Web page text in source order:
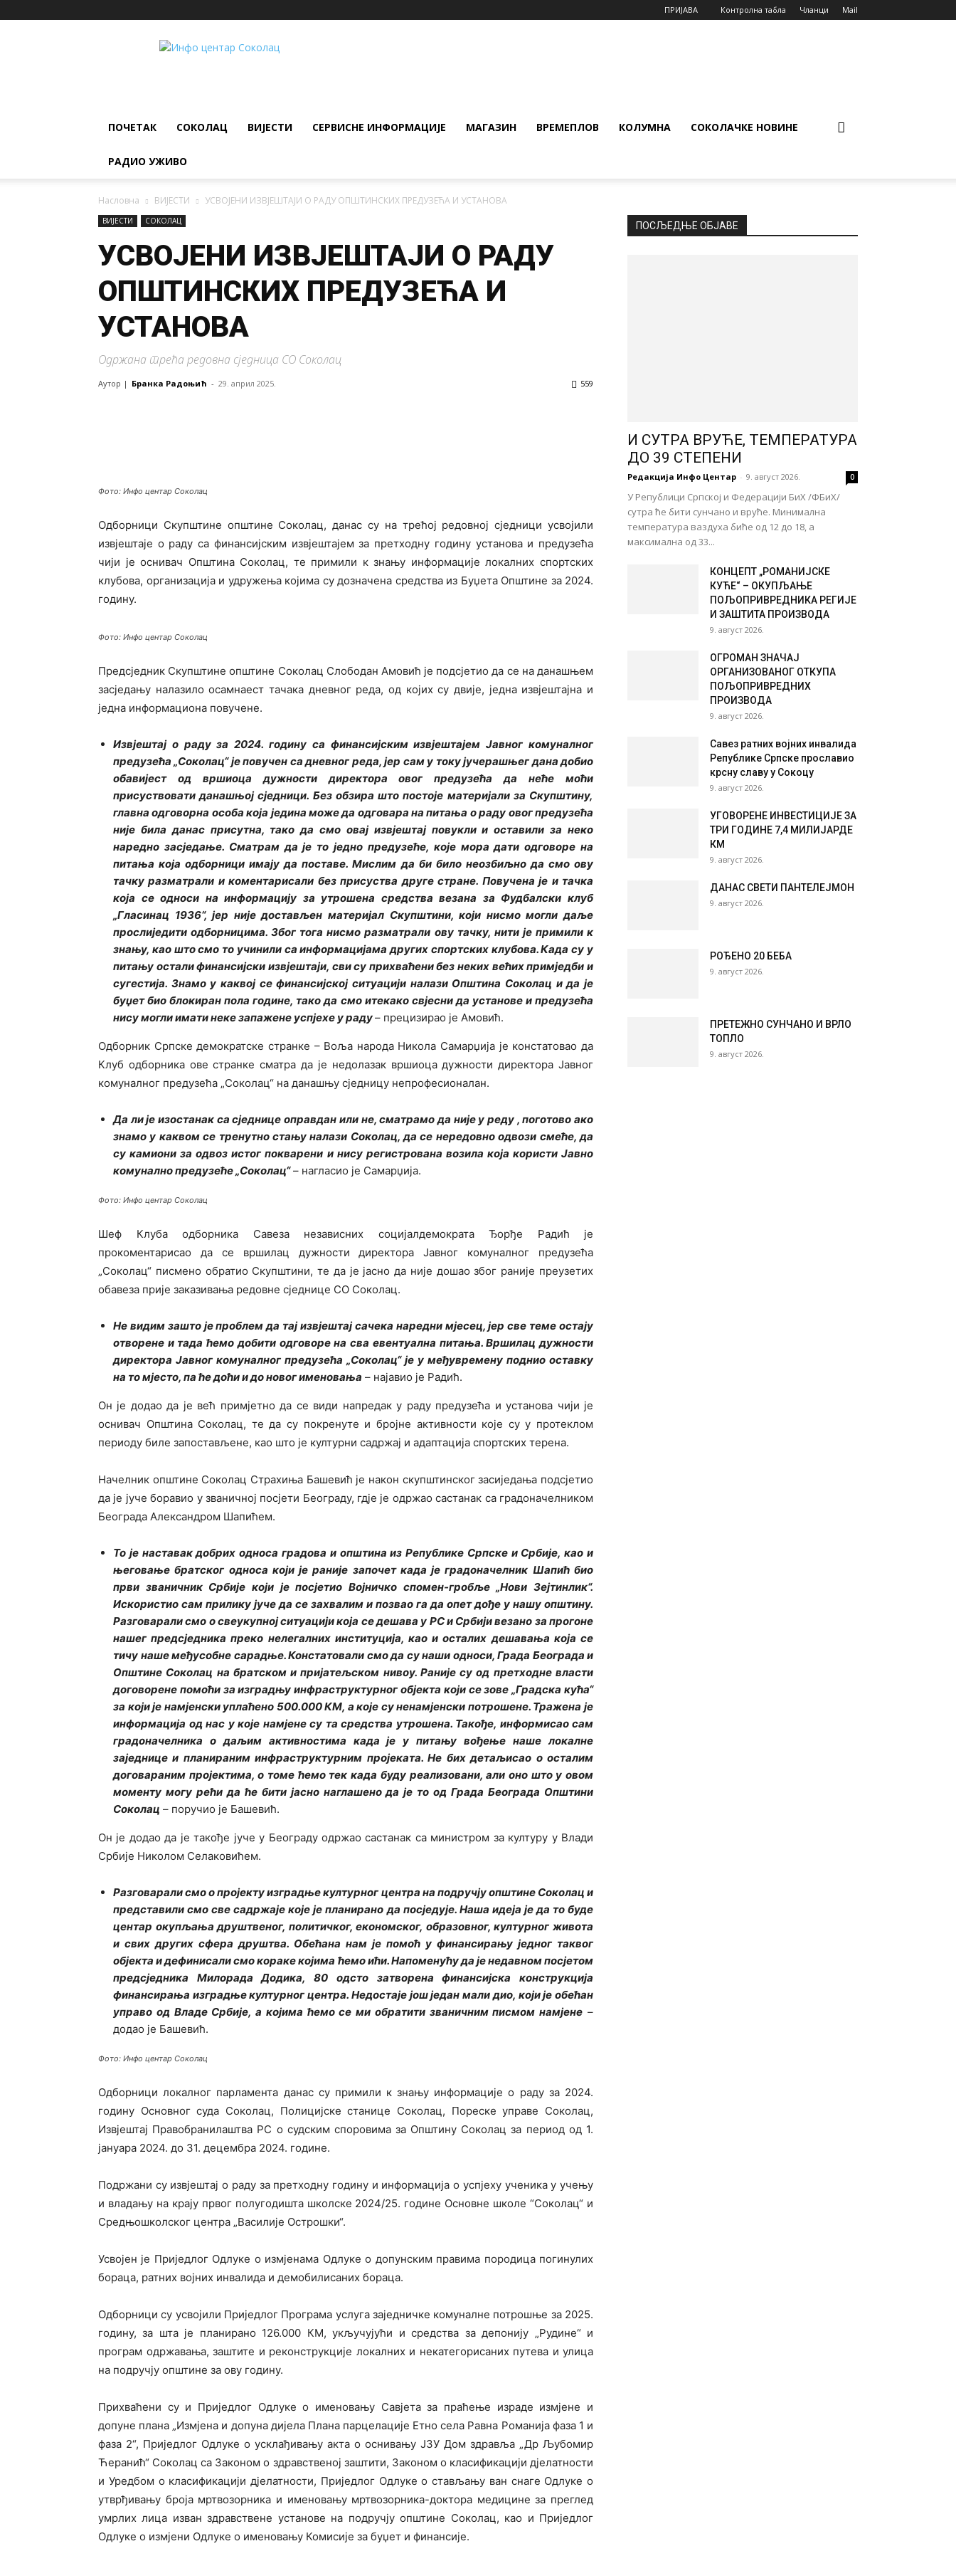
ПРИЈАВА Контролна табла Чланци Mail
ИНФО
ПОЧЕТАК СОКОЛАЦ ВИЈЕСТИ СЕРВИСНЕ ИНФОРМАЦИЈЕ МАГАЗИН ВРЕМЕПЛОВ КОЛУМНА СОКОЛАЧКЕ НОВИНЕ
РАДИО УЖИВО
Насловна ВИЈЕСТИ УСВОЈЕНИ ИЗВЈЕШТАЈИ О РАДУ ОПШТИНСКИХ ПРЕДУЗЕЋА И УСТАНОВА
ВИЈЕСТИ СОКОЛАЦ
УСВОЈЕНИ ИЗВЈЕШТАЈИ О РАДУ
ОПШТИНСКИХ ПРЕДУЗЕЋА И
УСТАНОВА
Одржана трећа редовна сједница СО Соколац
Аутор | Бранка Радоњић - 29. април 2025. 559
Фото: Инфо центар Соколац
Одборници Скупштине општине Соколац, данас су на трећој редовној сједници усвојили
извјештаје о раду са финансијским извјештајем за претходну годину установа и предузећа
чији је оснивач Општина Соколац, те примили к знању информације локалних спортских
клубова, организација и удружења којима су дозначена средства из Буџета Општине за 2024.
годину.
Фото: Инфо центар Соколац
Предсједник Скупштине општине Соколац Слободан Амовић је подсјетио да се на данашњем
засједању налазило осамнаест тачака дневног реда, од којих су двије, једна извјештајна и
једна информациона повучене.
Извјештај о раду за 2024. годину са финансијским извјештајем Јавног комуналног
предузећа „Соколац“ је повучен са дневног реда, јер сам у току јучерашњег дана добио
обавијест од вршиоца дужности директора овог предузећа да неће моћи
присуствовати данашњој сједници. Без обзира што постоје материјали за Скупштину,
главна одговорна особа која једина може да одговара на питања о раду овог предузећа
није била данас присутна, тако да смо овај извјештај повукли и оставили за неко
наредно засједање. Сматрам да је то једно предузеће, које мора дати одговоре на
питања која одборници имају да поставе. Мислим да би било неозбиљно да смо ову
тачку разматрали и коментарисали без присуства друге стране. Повучена је и тачка
која се односи на информацију за утрошена средства везана за Фудбалски клуб
„Гласинац 1936“, јер није достављен материјал Скупштини, који нисмо могли даље
прослиједити одборницима. Због тога нисмо разматрали ову тачку, нити је примили к
знању, као што смо то учинили са информацијама других спортских клубова. Када су у
питању остали финансијски извјештаји, сви су прихваћени без неких већих примједби и
сугестија. Знамо у каквој се финансијској ситуацији налази Општина Соколац и да је
буџет био блокиран пола године, тако да смо итекако свјесни да установе и предузећа
нису могли имати неке запажене успјехе у раду– прецизирао је Амовић.
Одборник Српске демократске странке – Воља народа Никола Самарџија је констатовао да
Клуб одборника ове странке сматра да је недолазак вршиоца дужности директора Јавног
комуналног предузећа „Соколац“ на данашњу сједницу непрофесионалан.
Да ли је изостанак са сједнице оправдан или не, сматрамо да није у реду , поготово ако
знамо у каквом се тренутно стању налази Соколац, да се нередовно одвози смеће, да
су камиони за одвоз истог покварени и нису регистрована возила која користи Јавно
комунално предузеће „Соколац“ – нагласио је Самарџија.
Фото: Инфо центар Соколац
Шеф Клуба одборника Савеза независних социјалдемократа Ђорђе Радић је
прокоментарисао да се вршилац дужности директора Јавног комуналног предузећа
„Соколац“ писмено обратио Скупштини, те да је јасно да није дошао због раније преузетих
обавеза прије заказивања редовне сједнице СО Соколац.
Не видим зашто је проблем да тај извјештај сачека наредни мјесец, јер све теме остају
отворене и тада ћемо добити одговоре на сва евентуална питања. Вршилац дужности
директора Јавног комуналног предузећа „Соколац“ је у међувремену поднио оставку
на то мјесто, па ће доћи и до новог именовања – најавио је Радић.
Он је додао да је већ примјетно да се види напредак у раду предузећа и установа чији је
оснивач Општина Соколац, те да су покренуте и бројне активности које су у протеклом
периоду биле запостављене, као што је културни садржај и адаптација спортских терена.
Начелник општине Соколац Страхиња Башевић је након скупштинског засиједања подсјетио
да је јуче боравио у званичној посјети Београду, гдје је одржао састанак са градоначелником
Београда Александром Шапићем.
То је наставак добрих односа градова и општина из Републике Српске и Србије, као и
његовање братског односа који је раније започет када је градоначелник Шапић био
први званичник Србије који је посјетио Војничко спомен-гробље „Нови Зејтинлик“.
Искористио сам прилику јуче да се захвалим и позвао га да опет дође у нашу општину.
Разговарали смо о свеукупној ситуацији која се дешава у РС и Србији везано за прогоне
нашег предсједника преко нелегалних институција, као и осталих дешавања која се
тичу наше међусобне сарадње. Констатовали смо да су наши односи, Града Београда и
Општине Соколац на братском и пријатељском нивоу. Раније су од претходне власти
договорене помоћи за изградњу инфраструктурног објекта који се зове „Градска кућа“
за који је намјенски уплаћено 500.000 КМ, а које су ненамјенски потрошене. Тражена је
информација од нас у које намјене су та средства утрошена. Такође, информисао сам
градоначелника о даљим активностима када је у питању вођење наше локалне
заједнице и планираним инфраструктурним пројеката. Не бих детаљисао о осталим
договараним пројектима, о томе ћемо тек када буду реализовани, али оно што у овом
моменту могу рећи да ће бити јасно наглашено да је то од Града Београда Општини
Соколац – поручио је Башевић.
Он је додао да је такође јуче у Београду одржао састанак са министром за културу у Влади
Србије Николом Селаковићем.
Разговарали смо о пројекту изградње културног центра на подручју општине Соколац и
представили смо све садржаје које је планирано да посједује. Наша идеја је да то буде
центар окупљања друштвеног, политичког, економског, образовног, културног живота
и свих других сфера друштва. Обећана нам је помоћ у финансирању једног таквог
објекта и дефинисали смо кораке којима ћемо ићи. Напоменућу да је недавном посјетом
предсједника Милорада Додика, 80 одсто затворена финансијска конструкција
финансирања изградње културног центра. Недостаје још један мали дио, који је обећан
управо од Владе Србије, а којима ћемо се ми обратити званичним писмом намјене –
додао је Башевић.
Фото: Инфо центар Соколац
Одборници локалног парламента данас су примили к знању информације о раду за 2024.
годину Основног суда Соколац, Полицијске станице Соколац, Пореске управе Соколац,
Извјештај Правобранилаштва РС о судским споровима за Општину Соколац за период од 1.
јануара 2024. до 31. децембра 2024. године.
Подржани су извјештај о раду за претходну годину и информација о успјеху ученика у учењу
и владању на крају првог полугодишта школске 2024/25. године Основне школе “Соколац“ и
Средњошколског центра „Василије Острошки“.
Усвојен је Приједлог Одлуке о измјенама Одлуке о допунским правима породица погинулих
бораца, ратних војних инвалида и демобилисаних бораца.
Одборници су усвојили Приједлог Програма услуга заједничке комуналне потрошње за 2025.
годину, за шта је планирано 126.000 КМ, укључујући и средства за депонију „Рудине“ и
програм одржавања, заштите и реконструкције локалних и некатегорисаних путева и улица
на подручју општине за ову годину.
Прихваћени су и Приједлог Одлуке о именовању Савјета за праћење израде измјене и
допуне плана „Измјена и допуна дијела Плана парцелације Етно села Равна Романија фаза 1 и
фаза 2“, Приједлог Одлуке о усклађивању акта о оснивању ЈЗУ Дом здравља „Др Љубомир
Ћеранић“ Соколац са Законом о здравственој заштити, Законом о класификацији дјелатности
и Уредбом о класификацији дјелатности, Приједлог Одлуке о стављању ван снаге Одлуке о
утврђивању броја мртвозорника и именовању мртвозорника-доктора медицине за преглед
умрлих лица изван здравствене установе на подручју општине Соколац, као и Приједлог
Одлуке о измјени Одлуке о именовању Комисије за буџет и финансије.
ПОСЉЕДЊЕ ОБЈАВЕ
И СУТРА ВРУЋЕ, ТЕМПЕРАТУРА
ДО 39 СТЕПЕНИ
Редакција Инфо Центар - 9. август 2026. 0
У Републици Српској и Федерацији БиХ /ФБиХ/
сутра ће бити сунчано и вруће. Минимална
температура ваздуха биће од 12 до 18, а
максимална од 33...
КОНЦЕПТ „РОМАНИЈСКЕ
КУЋЕ“ – ОКУПЉАЊЕ
ПОЉОПРИВРЕДНИКА РЕГИЈЕ
И ЗАШТИТА ПРОИЗВОДА
9. август 2026.
ОГРОМАН ЗНАЧАЈ
ОРГАНИЗОВАНОГ ОТКУПА
ПОЉОПРИВРЕДНИХ
ПРОИЗВОДА
9. август 2026.
Савез ратних војних инвалида
Републике Српске прославио
крсну славу у Сокоцу
9. август 2026.
УГОВОРЕНЕ ИНВЕСТИЦИЈЕ ЗА
ТРИ ГОДИНЕ 7,4 МИЛИЈАРДЕ
КМ
9. август 2026.
ДАНАС СВЕТИ ПАНТЕЛЕЈМОН
9. август 2026.
РОЂЕНО 20 БЕБА
9. август 2026.
ПРЕТЕЖНО СУНЧАНО И ВРЛО
ТОПЛО
9. август 2026.